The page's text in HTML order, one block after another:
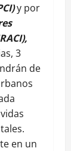
y por
3
de
en un